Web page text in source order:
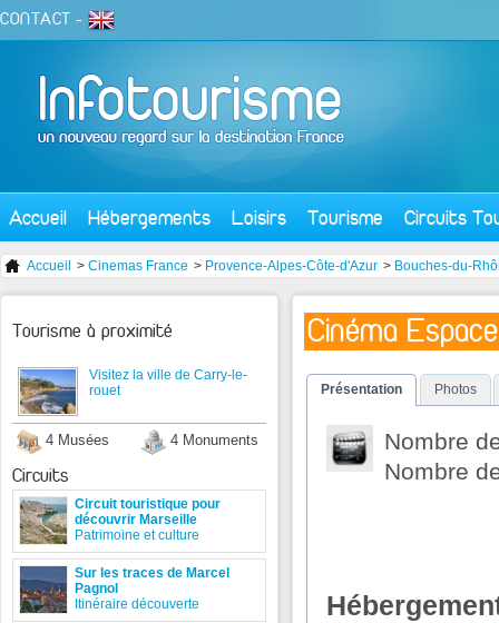
CONTACT -
Accueil Hébergements Loisirs Tourisme Circuits
Accueil > Cinemas France > Provence-Alpes-Côte-d'Azur > Bouches-du-
Cinéma
Présentation Photos
Nombre
Nombre
Tourisme à proximité
Visitez la ville de Carry-le-
rouet
4 Musées 4 Monuments
Circuits
Circuit touristique pour
découvrir Marseille
Patrimoine et culture
Sur les traces de Marcel
Pagnol
Itinéraire découverte